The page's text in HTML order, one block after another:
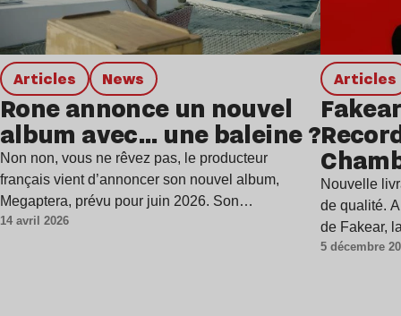
Articles news
Rone annonce un nouvel
album avec… une baleine ?
Non non, vous ne rêvez pas, le producteur
français vient d’annoncer son nouvel album,
Megaptera, prévu pour juin 2026. Son…
14 avril 2026
Articles
la
Nouvelle
de qualité.
de Fakear,
5 décembre